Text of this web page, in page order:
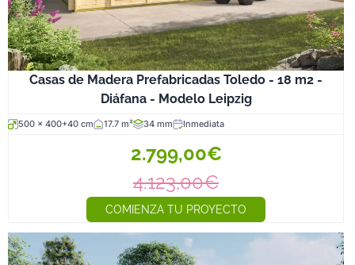
Casas de Madera Prefabricadas Toledo - 18 m2 -
Diáfana - Modelo Leipzig
500 x 400+40 cm 17.7 m² 34 mm Inmediata
2.799,00€
4.123,00€
COMIENZA TU PROYECTO